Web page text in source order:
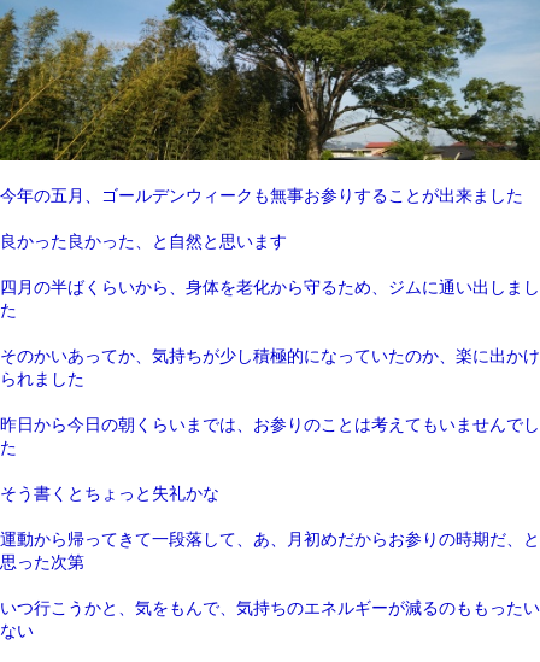
今年の五月、ゴールデンウィークも無事お参りすることが出来ました
良かった良かった、と自然と思います
四月の半ばくらいから、身体を老化から守るため、ジムに通い出しまし
た
そのかいあってか、気持ちが少し積極的になっていたのか、楽に出かけ
られました
昨日から今日の朝くらいまでは、お参りのことは考えてもいませんでし
た
そう書くとちょっと失礼かな
運動から帰ってきて一段落して、あ、月初めだからお参りの時期だ、と
思った次第
いつ行こうかと、気をもんで、気持ちのエネルギーが減るのももったい
ない